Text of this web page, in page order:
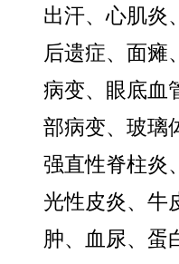
出汗、心肌炎
后遗症、面瘫
病变、眼底血
部病变、玻璃
强直性脊柱炎
光性皮炎、牛
肿、血尿、蛋